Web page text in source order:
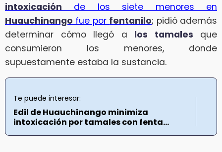
intoxicación de los siete menores en
Huauchinango fue por fentanilo; pidió además
determinar cómo llegó a los tamales que
consumieron los menores, donde
supuestamente estaba la sustancia.
Te puede interesar:
Edil de Huauchinango minimiza
intoxicación por tamales con fenta...